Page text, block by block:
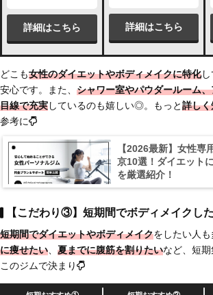
詳細はこちら 詳細はこちら
どこも女性のダイエットやボディメイクに特化し
安心です。また、 シャワー室やパウダールーム
目線で充実しているのも嬉しい◎。もっと詳し
参考に
【2026最新】女性専
京10選！ダイエット
を厳選紹介！
【こだわり③】短期間でボディメイクし
短期間でダイエットやボディメイクをしたい人も
に痩せたい、 夏までに腹筋を割りたいなど、短
このジムで決まり